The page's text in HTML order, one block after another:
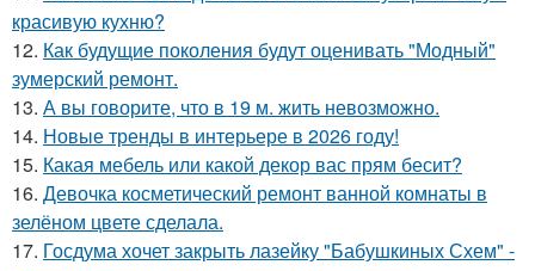
красивую кухню?
12. Как будущие поколения будут оценивать "Модный"
зумерский ремонт.
13. А вы говорите, что в 19 м. жить невозможно.
14. Новые тренды в интерьере в 2026 году!
15. Какая мебель или какой декор вас прям бесит?
16. Девочка косметический ремонт ванной комнаты в
зелёном цвете сделала.
17. Госдума хочет закрыть лазейку "Бабушкиных Схем" -